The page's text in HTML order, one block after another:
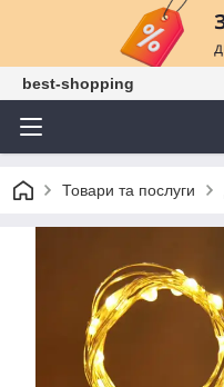
best-shopping
Товари та послуги